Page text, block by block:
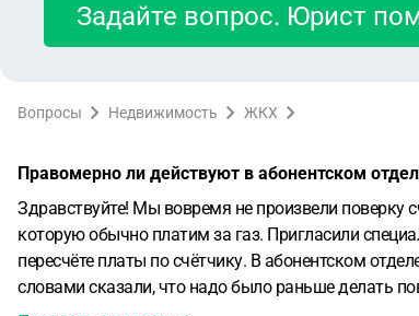
Задайте вопрос. Юрист
Вопросы Недвижимость ЖКХ
Правомерно ли действуют в абонентском
Здравствуйте! Мы вовремя не произвели поверку
которую обычно платим за газ. Пригласили
пересчёте платы по счётчику. В абонентском
словами сказали, что надо было раньше делать